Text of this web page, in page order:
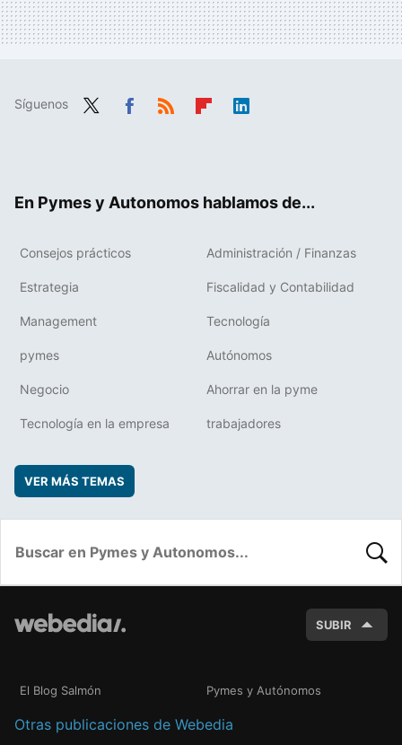
Síguenos
En Pymes y Autonomos hablamos de...
Consejos prácticos Administración / Finanzas
Estrategia Fiscalidad y Contabilidad
Management Tecnología
pymes Autónomos
Negocio Ahorrar en la pyme
Tecnología en la empresa trabajadores
VER MÁS TEMAS
SUBIR
El Blog Salmón Pymes y Autónomos
Otras publicaciones de Webedia